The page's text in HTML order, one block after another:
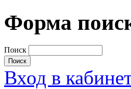
Форма
Поиск
Вход в